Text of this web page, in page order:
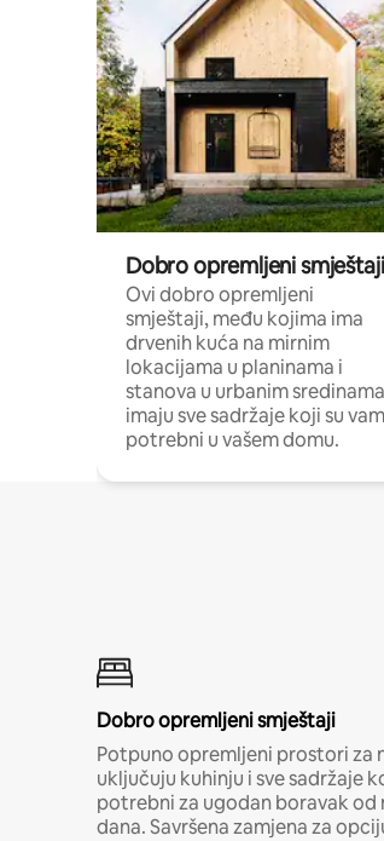
Dobro opremljeni smještaji
Ovi dobro opremljeni
smještaji, među kojima ima
drvenih kuća na mirnim
lokacijama u planinama i
stanova u urbanim
imaju sve sadržaje koji su vam
potrebni u vašem domu.
Dobro opremljeni smještaji
Potpuno opremljeni prostori za
uključuju kuhinju i sve sadržaje
potrebni za ugodan boravak od
dana. Savršena zamjena za